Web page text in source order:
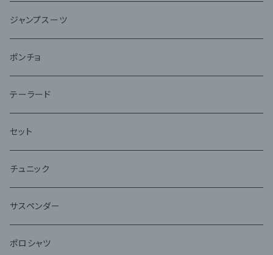
ジャンプスーツ
ポンチョ
テーラード
セット
チュニック
サスペンダー
ポロシャツ